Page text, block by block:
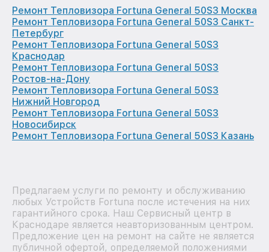
Ремонт Тепловизора Fortuna General 50S3 Москва
Ремонт Тепловизора Fortuna General 50S3 Санкт-
Петербург
Ремонт Тепловизора Fortuna General 50S3
Краснодар
Ремонт Тепловизора Fortuna General 50S3
Ростов-на-Дону
Ремонт Тепловизора Fortuna General 50S3
Нижний Новгород
Ремонт Тепловизора Fortuna General 50S3
Новосибирск
Ремонт Тепловизора Fortuna General 50S3 Казань
Предлагаем услуги по ремонту и обслуживанию
любых Устройств Fortuna после истечения на них
гарантийного срока. Наш Сервисный центр в
Краснодаре является неавторизованным центром.
Предложение цен на ремонт на сайте не является
публичной офертой, определяемой положениями